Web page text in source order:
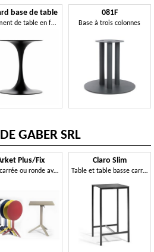
base de table
Piètement de table en fonte de métal, design moderne et épuré
081F
Base à trois colonnes
GABER SRL
Plus/Fix
Table carrée ou ronde avec plateau fixe ou rabattable en métal, avec base à 3 ou 4 branches
Claro Slim
Table et table basse carrée ou rectangulaire avec structure en métal